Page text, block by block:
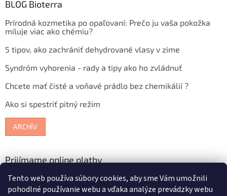
Tento web používa súbory cookies, aby sme Vám umožnili
pohodlné používanie webu a vďaka analýze prevádzky webu
BLOG Bioterra
Prírodná kozmetika po opaľovaní: Prečo ju vaša pokožka
miluje viac ako chémiu?
5 tipov, ako zachrániť dehydrované vlasy v zime
Syndróm vyhorenia - rady a tipy ako ho zvládnuť
Chcete mať čisté a voňavé prádlo bez chemikálií ?
Ako si spestriť pitný režim
ARCHÍV
Prijímame online platby